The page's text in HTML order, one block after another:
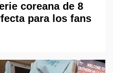
coreana de 8
para los fans